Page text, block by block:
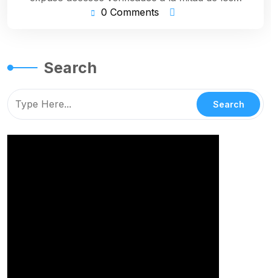
0 Comments
Search